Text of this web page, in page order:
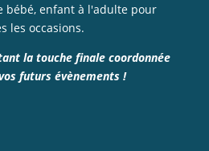
bébé, enfant à l'adulte pour
les occasions.
la touche finale coordonnée
futurs évènements !